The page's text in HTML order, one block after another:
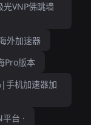
VNP佛跳墙
外加速器
Pro版本
手机加速器加
台 ·